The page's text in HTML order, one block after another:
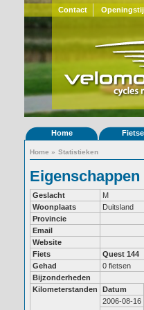
Contact
Home
Home » Statistieken
Geslacht
M
Woonplaats
Duitsland
Provincie
Email
Website
Fiets
Quest 144
Gehad
0 fietsen
Bijzonderheden
Kilometerstanden
Datum
2006-08-16